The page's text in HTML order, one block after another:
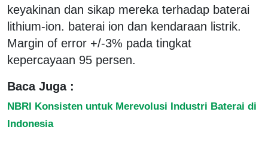
keyakinan dan sikap mereka terhadap baterai
lithium-ion. baterai ion dan kendaraan listrik.
Margin of error +/-3% pada tingkat
kepercayaan 95 persen.
Baca Juga :
NBRI Konsisten untuk Merevolusi Industri Baterai di
Indonesia